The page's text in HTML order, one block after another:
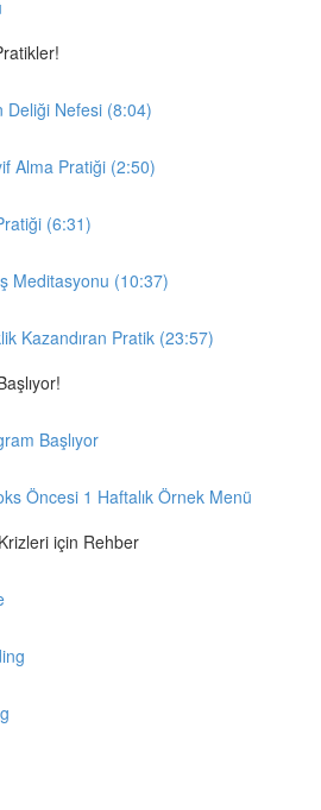
Deliği Nefesi (8:04)
Alma Pratiği (2:50)
(6:31)
Meditasyonu (10:37)
Kazandıran Pratik (23:57)
Başlıyor
Öncesi 1 Haftalık Örnek Menü
için Rehber